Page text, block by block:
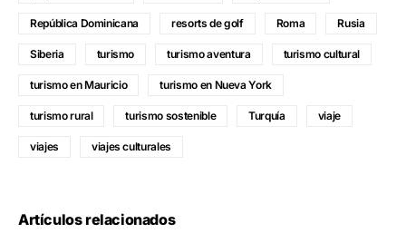
República Dominicana resorts de golf Roma Rusia
Siberia turismo turismo aventura turismo cultural
turismo en Mauricio turismo en Nueva York
turismo rural turismo sostenible Turquía viaje
viajes viajes culturales
Artículos relacionados